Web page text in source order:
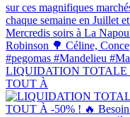
LIQUIDATION TOTALE
TOUT À